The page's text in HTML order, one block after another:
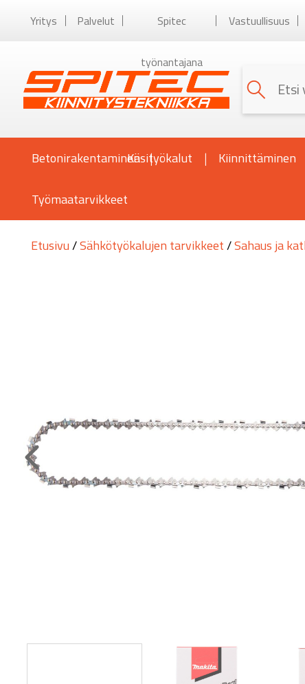
Yritys Palvelut Spitec
työnantajana
Vastuullisuus
BetonirakentaminenKäsityökalut Kiinnittäminen
Työmaatarvikkeet
Etusivu/Sähkötyökalujen tarvikkeet/Sahaus ja